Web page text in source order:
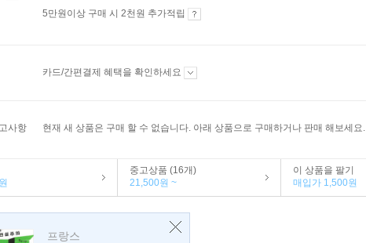
5만원이상 구매 시 2천원 추가적립
카드/간편결제 혜택을 확인하세요
사항 현재 새 상품은 구매 할 수 없습니다. 아래 상품으로 구매하거나 판매 해보세요.
중고상품 (16개)
21,500원 ~
이 상품을 팔기
매입가 1,500원
프랑스